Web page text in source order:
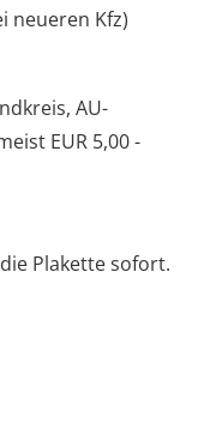
neueren Kfz)
AU-
EUR 5,00 -
Plakette sofort.